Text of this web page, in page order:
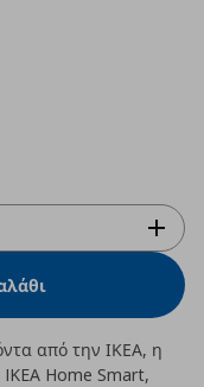
από την ΙΚΕΑ, η
Home Smart,